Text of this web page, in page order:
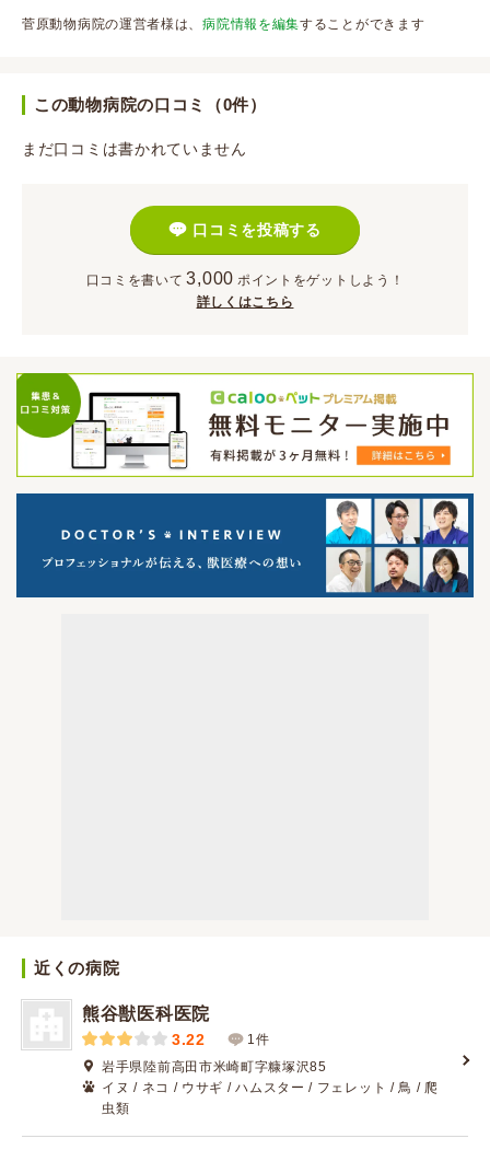
菅原動物病院の運営者様は、病院情報を編集することができます
この動物病院の口コミ（0件）
まだ口コミは書かれていません
口コミを投稿する
口コミを書いて 3,000 ポイント をゲットしよう！
詳しくはこちら
近くの病院
熊谷獣医科医院
3.22
1件
岩手県陸前高田市米崎町字糠塚沢85
イヌ / ネコ / ウサギ / ハムスター / フェレット / 鳥 / 爬
虫類